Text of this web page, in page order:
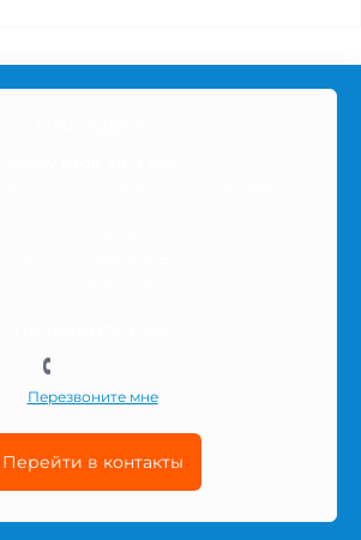
Перезвоните мне
Перейти в контакты